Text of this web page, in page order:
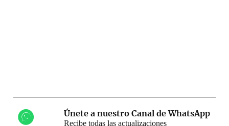
Únete a nuestro Canal de WhatsApp
Recibe todas las actualizaciones